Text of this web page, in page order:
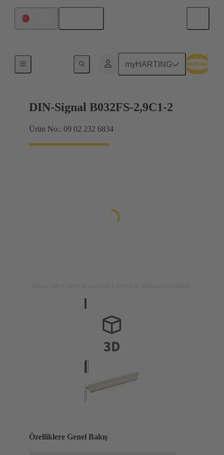
myHARTING
Anakarttan ek karta bağlantı
DIN-Signal B032FS-2,9C1-2
Ürün No.: 09 02 232 6834
Özelliklere Genel Bakış